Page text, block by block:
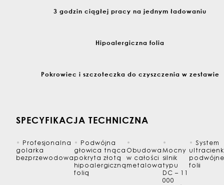
3 godzin ciągłej pracy na jednym ładowaniu
Hipoalergiczna folia
Pokrowiec i szczoteczka do czyszczenia w zestawie
SPECYFIKACJA TECHNICZNA
•
Profesjonalna
golarka
bezprzewodowa
•
Podwójna
głowica tnąca
pokryta złotą
hipoalergiczną
folią
•
Obudowa
w całości
metalowa
•
Mocny
silnik
typu
DC – 11
000
• System
folii